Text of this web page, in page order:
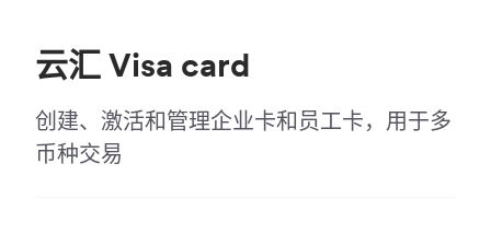
云汇 Visa card
创建、激活和管理企业卡和员工卡，用于多
币种交易